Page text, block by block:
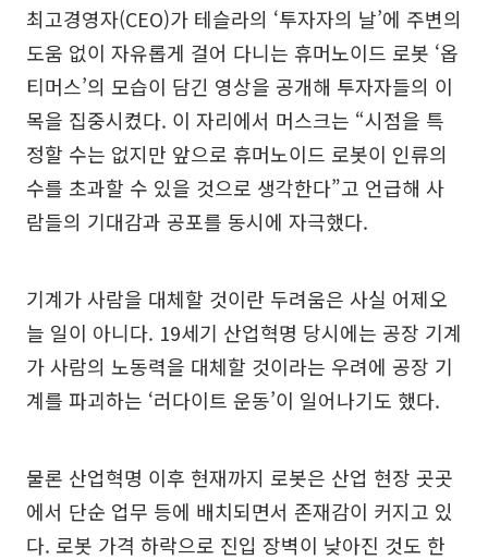
최고경영자(CEO)가 테슬라의 ‘투자자의 날’에 주변의
도움 없이 자유롭게 걸어 다니는 휴머노이드 로봇 ‘옵
티머스’의 모습이 담긴 영상을 공개해 투자자들의 이
목을 집중시켰다. 이 자리에서 머스크는 “시점을 특
정할 수는 없지만 앞으로 휴머노이드 로봇이 인류의
수를 초과할 수 있을 것으로 생각한다”고 언급해 사
람들의 기대감과 공포를 동시에 자극했다.
기계가 사람을 대체할 것이란 두려움은 사실 어제오
늘 일이 아니다. 19세기 산업혁명 당시에는 공장 기계
가 사람의 노동력을 대체할 것이라는 우려에 공장 기
계를 파괴하는 ‘러다이트 운동’이 일어나기도 했다.
물론 산업혁명 이후 현재까지 로봇은 산업 현장 곳곳
에서 단순 업무 등에 배치되면서 존재감이 커지고 있
다. 로봇 가격 하락으로 진입 장벽이 낮아진 것도 한